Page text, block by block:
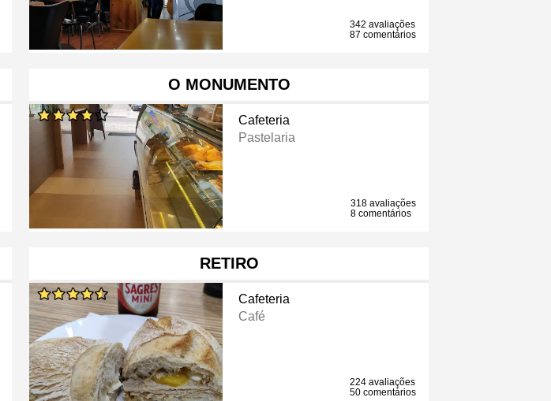
342 avaliações
87 comentários
O MONUMENTO
Cafeteria
Pastelaria
318 avaliações
8 comentários
RETIRO
Cafeteria
Café
224 avaliações
50 comentários